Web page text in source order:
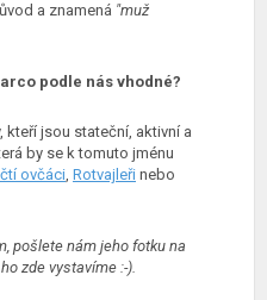
a znamená "muž
podle nás vhodné?
jsou stateční, aktivní a
by se k tomuto jménu
ovčáci, Rotvajleři nebo
pošlete nám jeho fotku na
zde vystavíme :-).